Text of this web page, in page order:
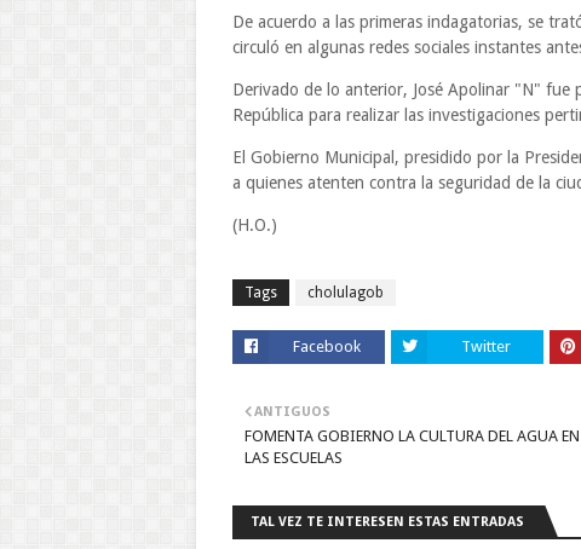
De acuerdo a las primeras indagatorias, se
circuló en algunas redes sociales instantes
Derivado de lo anterior, José Apolinar "N" fue
República para realizar las investigaciones
El Gobierno Municipal, presidido por la
a quienes atenten contra la seguridad de la
(H.O.)
Tags cholulagob
Facebook Twitter
ANTIGUOS
FOMENTA GOBIERNO LA CULTURA DEL AGUA EN
LAS ESCUELAS
TAL VEZ TE INTERESEN ESTAS ENTRADAS